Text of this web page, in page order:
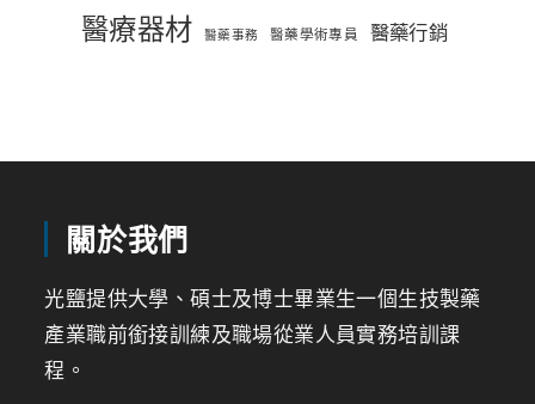
醫療器材 醫藥事務 醫藥學術專員 醫藥行銷
關於我們
光鹽提供大學、碩士及博士畢業生一個生技製藥
產業職前銜接訓練及職場從業人員實務培訓課
程。